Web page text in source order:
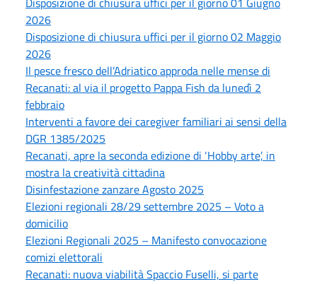
2026
Disposizione di chiusura uffici per il giorno 02 Maggio
2026
Il pesce fresco dell’Adriatico approda nelle mense di
Recanati: al via il progetto Pappa Fish da lunedì 2
febbraio
Interventi a favore dei caregiver familiari ai sensi della
DGR 1385/2025
Recanati, apre la seconda edizione di ‘Hobby arte’, in
mostra la creatività cittadina
Disinfestazione zanzare Agosto 2025
Elezioni regionali 28/29 settembre 2025 – Voto a
domicilio
Elezioni Regionali 2025 – Manifesto convocazione
comizi elettorali
Recanati: nuova viabilità Spaccio Fuselli, si parte